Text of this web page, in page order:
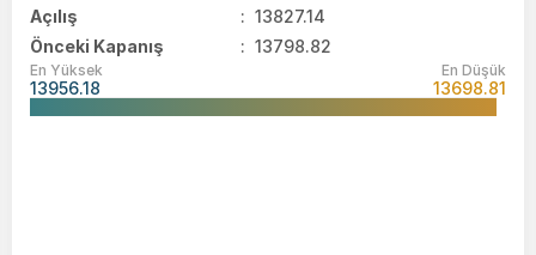
Açılış
: 13827.14
Önceki Kapanış
: 13798.82
En Yüksek
13956.18
En Düşük
13698.81